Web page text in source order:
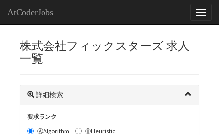
AtCoderJobs
株式会社フィックスターズ 求人
一覧
詳細検索
要求ランク
ⒶAlgorithm
ⒽHeuristic